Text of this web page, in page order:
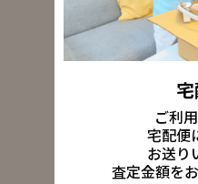
ご利
宅配便
お送り
査定金額を